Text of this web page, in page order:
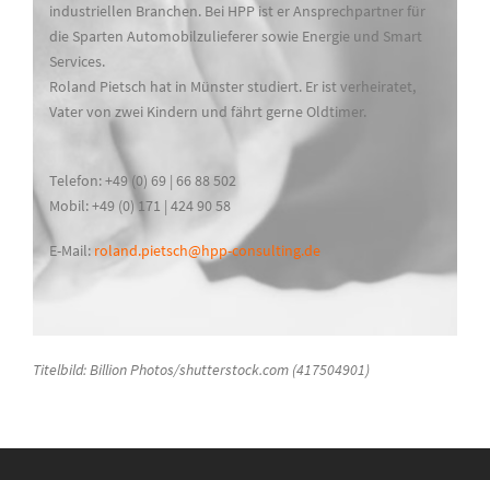
industriellen Branchen. Bei HPP ist er Ansprechpartner für
die Sparten Automobilzulieferer sowie Energie und Smart
Services.
Roland Pietsch hat in Münster studiert. Er ist verheiratet,
Vater von zwei Kindern und fährt gerne Oldtimer.
Telefon: +49 (0) 69 | 66 88 502
Mobil: +49 (0) 171 | 424 90 58
E-Mail: roland.pietsch@hpp-consulting.de
Titelbild: Billion Photos/shutterstock.com (417504901)